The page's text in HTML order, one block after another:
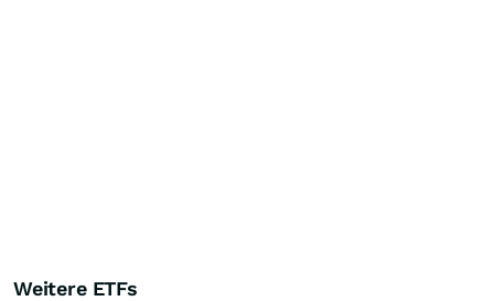
Weitere ETFs